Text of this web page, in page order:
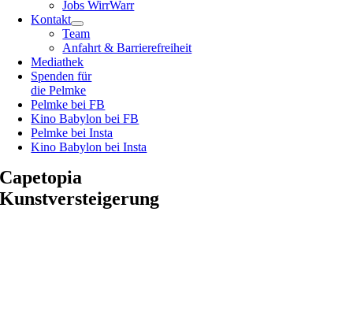
Jobs WirrWarr
Kontakt
Team
Anfahrt & Barrierefreiheit
Mediathek
Spenden für
die Pelmke
Pelmke bei FB
Kino Babylon bei FB
Pelmke bei Insta
Kino Babylon bei Insta
Capetopia
Kunstversteigerung